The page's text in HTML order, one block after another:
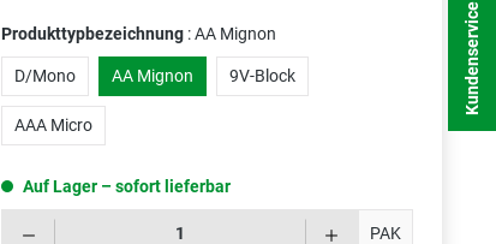
Produkttypbezeichnung : AA Mignon
D/Mono AA Mignon 9V-Block
AAA Micro
Auf Lager – sofort lieferbar
PAK
Kundenservice